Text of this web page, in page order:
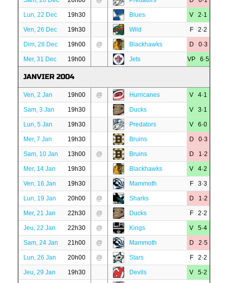
Lun, 22 Dec 19h30 Blues V 2·1
Ven, 26 Dec 19h30 Wild F 2·2
Dim, 28 Dec 19h00 @ Blackhawks D 0·3
Mer, 31 Dec 19h00 Jets VP 6·5
JANVIER 2004
Ven, 2 Jan 19h00 @ Hurricanes V 4·1
Sam, 3 Jan 19h30 Ducks V 3·1
Lun, 5 Jan 19h30 Predators V 6·0
Mer, 7 Jan 19h30 Bruins D 0·3
Sam, 10 Jan 13h00 @ Bruins D 1·2
Mer, 14 Jan 19h30 Blackhawks V 4·2
Ven, 16 Jan 19h30 Mammoth F 3·3
Lun, 19 Jan 20h00 @ Sharks D 1·2
Mer, 21 Jan 22h30 @ Ducks F 2·2
Jeu, 22 Jan 22h30 @ Kings V 5·4
Sam, 24 Jan 21h00 @ Mammoth D 2·5
Lun, 26 Jan 20h00 @ Stars F 2·2
Jeu, 29 Jan 19h30 Devils V 5·2